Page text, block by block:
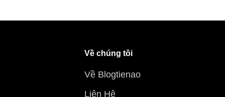
Về chúng tôi
Về Blogtienao
Liên Hệ